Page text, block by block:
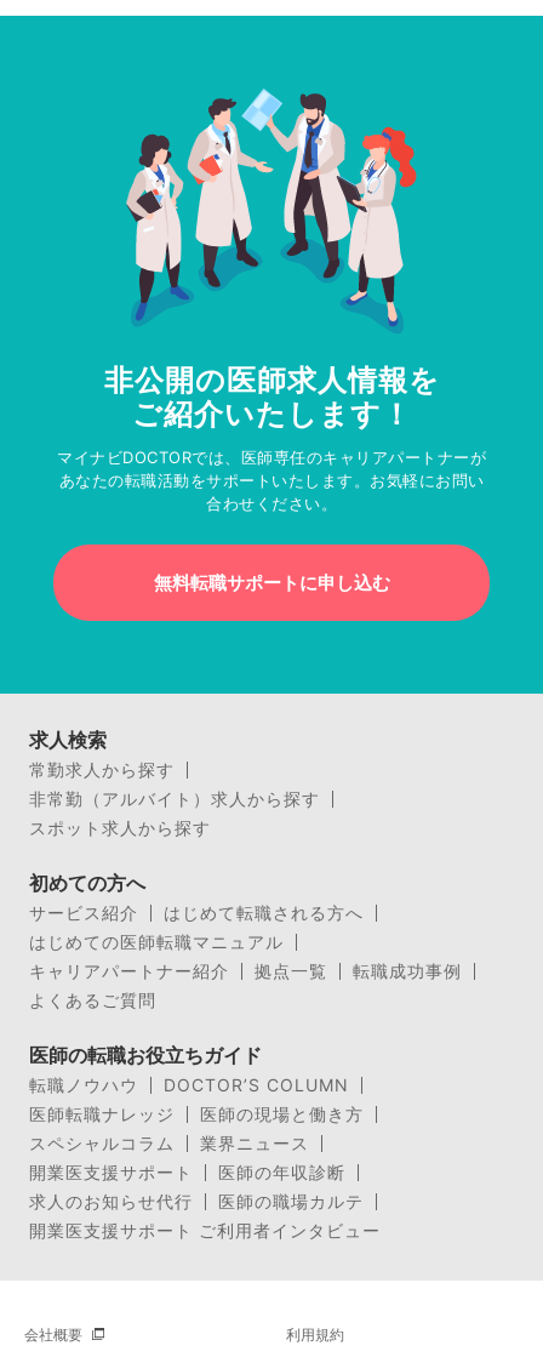
非公開の医師求人情報を
ご紹介いたします！
マイナビDOCTORでは、医師専任のキャリアパートナーが
あなたの転職活動をサポートいたします。お気軽にお問い
合わせください。
無料転職サポートに申し込む
求人検索
常勤求人から探す
非常勤（アルバイト）求人から探す
スポット求人から探す
初めての方へ
サービス紹介
はじめて転職される方へ
はじめての医師転職マニュアル
キャリアパートナー紹介
拠点一覧
転職成功事例
よくあるご質問
医師の転職お役立ちガイド
転職ノウハウ
DOCTOR’S COLUMN
医師転職ナレッジ
医師の現場と働き方
スペシャルコラム
業界ニュース
開業医支援サポート
医師の年収診断
求人のお知らせ代行
医師の職場カルテ
開業医支援サポート ご利用者インタビュー
会社概要 利用規約